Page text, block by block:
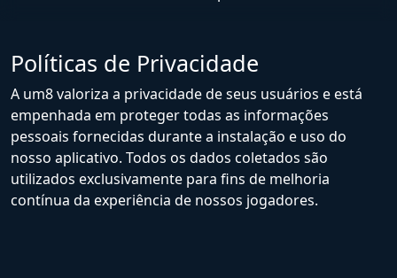
Políticas de Privacidade
A um8 valoriza a privacidade de seus usuários e está
empenhada em proteger todas as informações
pessoais fornecidas durante a instalação e uso do
nosso aplicativo. Todos os dados coletados são
utilizados exclusivamente para fins de melhoria
contínua da experiência de nossos jogadores.